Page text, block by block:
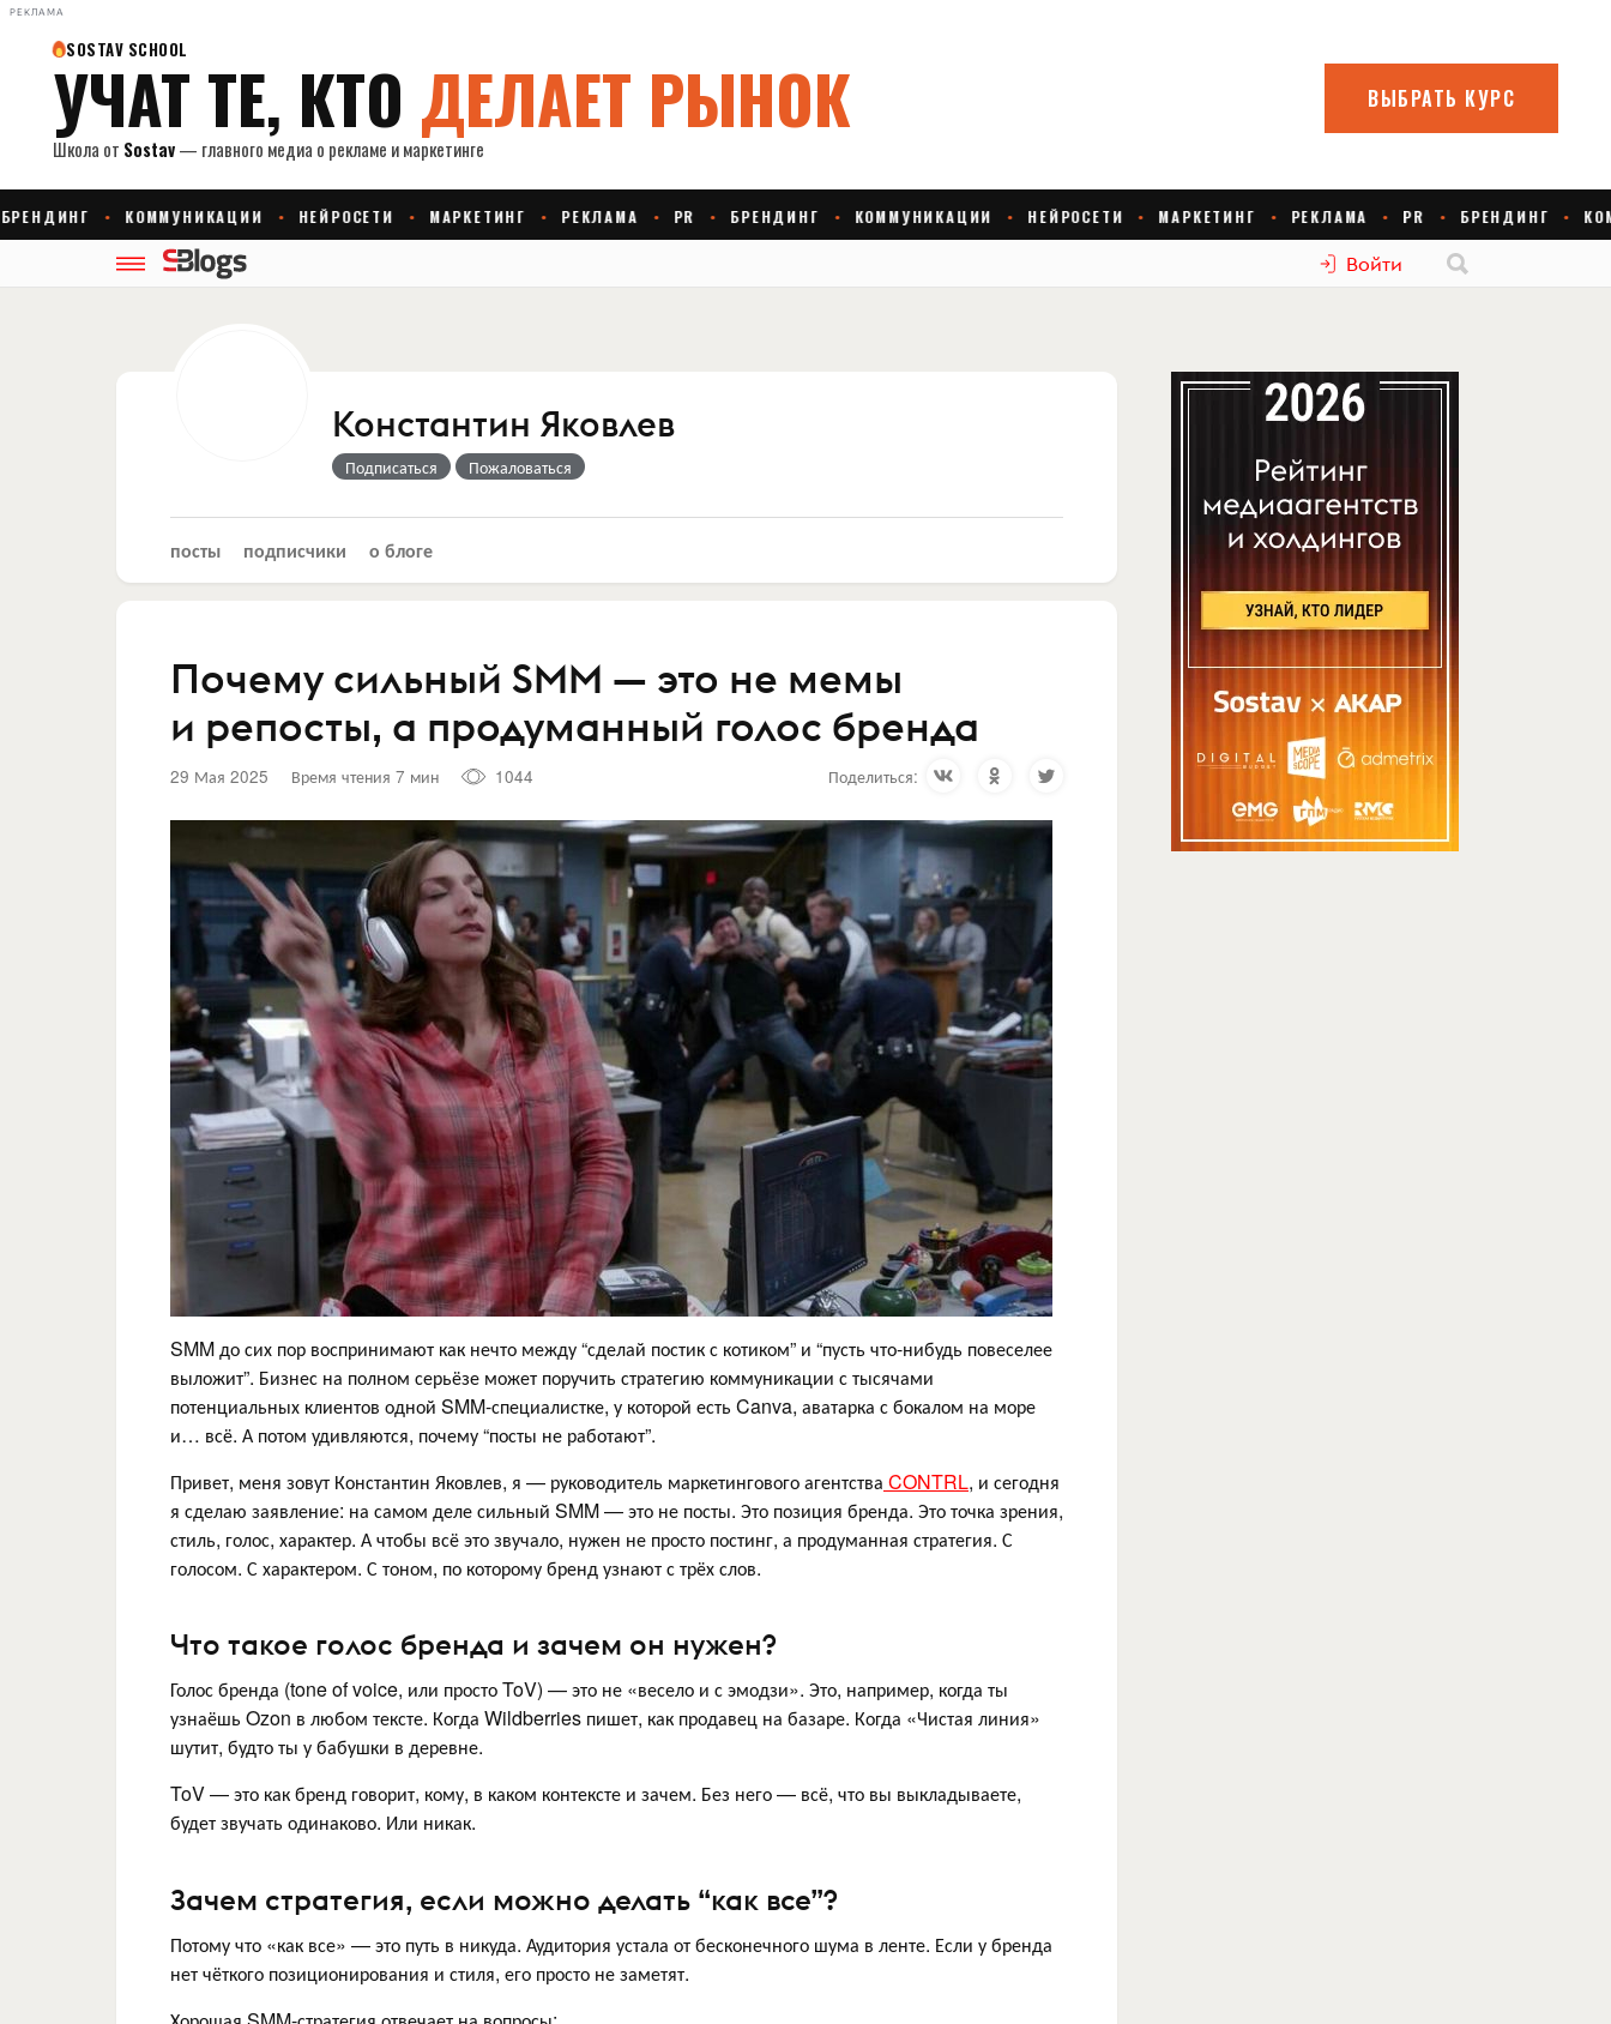
РЕКЛАМА
Войти
Константин Яковлев
Подписаться Пожаловаться
посты подписчики о блоге
Почему сильный SMM — это не мемы
и репосты, а продуманный голос бренда
29 Мая 2025 Время чтения 7 мин 1044 Поделиться:
SMM до сих пор воспринимают как нечто между “сделай постик с котиком” и “пусть что-нибудь повеселее
выложит”. Бизнес на полном серьёзе может поручить стратегию коммуникации с тысячами
потенциальных клиентов одной SMM-специалистке, у которой есть Canva, аватарка с бокалом на море
и… всё. А потом удивляются, почему “посты не работают”.
Привет, меня зовут Константин Яковлев, я — руководитель маркетингового агентства CONTRL, и сегодня
я сделаю заявление: на самом деле сильный SMM — это не посты. Это позиция бренда. Это точка зрения,
стиль, голос, характер. А чтобы всё это звучало, нужен не просто постинг, а продуманная стратегия. С
голосом. С характером. С тоном, по которому бренд узнают с трёх слов.
Что такое голос бренда и зачем он нужен?
Голос бренда (tone of voice, или просто ToV) — это не «весело и с эмодзи». Это, например, когда ты
узнаёшь Ozon в любом тексте. Когда Wildberries пишет, как продавец на базаре. Когда «Чистая линия»
шутит, будто ты у бабушки в деревне.
ToV — это как бренд говорит, кому, в каком контексте и зачем. Без него — всё, что вы выкладываете,
будет звучать одинаково. Или никак.
Зачем стратегия, если можно делать “как все”?
Потому что «как все» — это путь в никуда. Аудитория устала от бесконечного шума в ленте. Если у бренда
нет чёткого позиционирования и стиля, его просто не заметят.